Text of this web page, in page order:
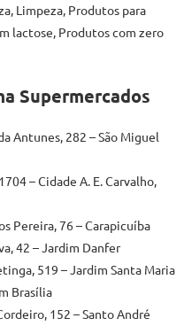
Limpeza, Produtos para
lactose, Produtos com zero
Supermercados
Antunes, 282 – São Miguel
– Cidade A. E. Carvalho,
Pereira, 76 – Carapicuíba
42 – Jardim Danfer
519 – Jardim Santa Maria
Brasília
152 – Santo André